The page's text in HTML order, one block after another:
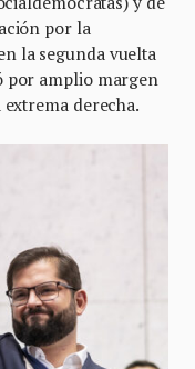
por la
la segunda vuelta
por amplio margen
derecha.